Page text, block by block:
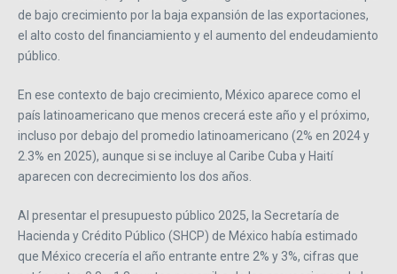
de bajo crecimiento por la baja expansión de las exportaciones,
el alto costo del financiamiento y el aumento del endeudamiento
público.
En ese contexto de bajo crecimiento, México aparece como el
país latinoamericano que menos crecerá este año y el próximo,
incluso por debajo del promedio latinoamericano (2% en 2024 y
2.3% en 2025), aunque si se incluye al Caribe Cuba y Haití
aparecen con decrecimiento los dos años.
Al presentar el presupuesto público 2025, la Secretaría de
Hacienda y Crédito Público (SHCP) de México había estimado
que México crecería el año entrante entre 2% y 3%, cifras que